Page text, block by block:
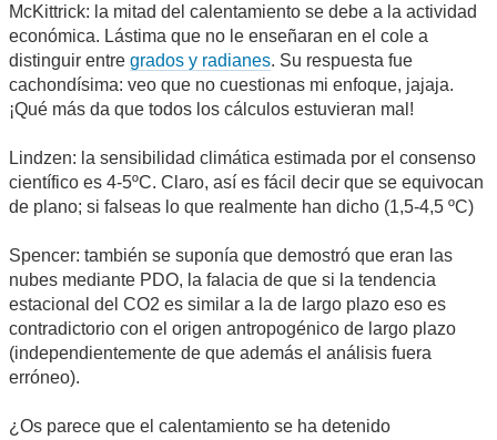
McKittrick: la mitad del calentamiento se debe a la actividad
económica. Lástima que no le enseñaran en el cole a
distinguir entre grados y radianes. Su respuesta fue
cachondísima: veo que no cuestionas mi enfoque, jajaja.
¡Qué más da que todos los cálculos estuvieran mal!
Lindzen: la sensibilidad climática estimada por el consenso
científico es 4-5ºC. Claro, así es fácil decir que se equivocan
de plano; si falseas lo que realmente han dicho (1,5-4,5 ºC)
Spencer: también se suponía que demostró que eran las
nubes mediante PDO, la falacia de que si la tendencia
estacional del CO2 es similar a la de largo plazo eso es
contradictorio con el origen antropogénico de largo plazo
(independientemente de que además el análisis fuera
erróneo).
¿Os parece que el calentamiento se ha detenido